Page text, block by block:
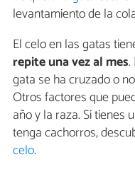
levantamiento de la
El celo en las gatas
repite una vez al mes.
gata se ha cruzado o
Otros factores que
año y la raza. Si tienes
tenga cachorros,
celo.